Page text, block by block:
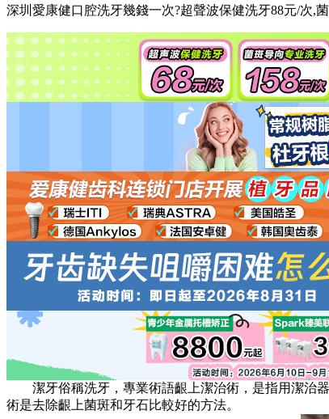
深圳愛康健口腔洗牙幾錢一次?超聲波保健洗牙88元/次,
潔牙俗稱洗牙，專業術語齦上潔治術，是指用潔治器
術是去除齦上菌斑和牙石比較好的方法。